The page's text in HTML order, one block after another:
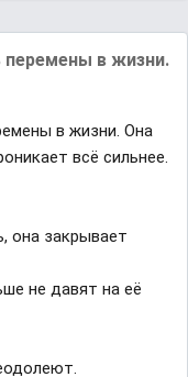
в жизни.
в жизни. Она
всё сильнее.
она закрывает
не давят на её